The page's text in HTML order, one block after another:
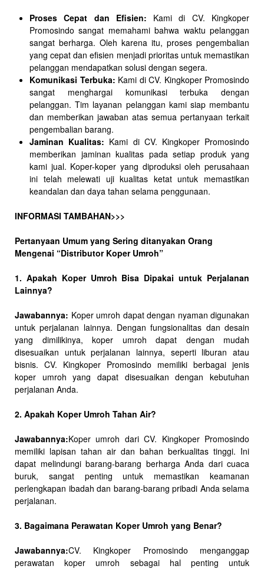
Proses Cepat dan Efisien: Kami di CV. Kingkoper
Promosindo sangat memahami bahwa waktu pelanggan
sangat berharga. Oleh karena itu, proses pengembalian
yang cepat dan efisien menjadi prioritas untuk memastikan
pelanggan mendapatkan solusi dengan segera.
Komunikasi Terbuka: Kami di CV. Kingkoper Promosindo
sangat menghargai komunikasi terbuka dengan
pelanggan. Tim layanan pelanggan kami siap membantu
dan memberikan jawaban atas semua pertanyaan terkait
pengembalian barang.
Jaminan Kualitas: Kami di CV. Kingkoper Promosindo
memberikan jaminan kualitas pada setiap produk yang
kami jual. Koper-koper yang diproduksi oleh perusahaan
ini telah melewati uji kualitas ketat untuk memastikan
keandalan dan daya tahan selama penggunaan.
INFORMASI TAMBAHAN>>>
Pertanyaan Umum yang Sering ditanyakan Orang
Mengenai “Distributor Koper Umroh”
1. Apakah Koper Umroh Bisa Dipakai untuk Perjalanan
Lainnya?
Jawabannya: Koper umroh dapat dengan nyaman digunakan
untuk perjalanan lainnya. Dengan fungsionalitas dan desain
yang dimilikinya, koper umroh dapat dengan mudah
disesuaikan untuk perjalanan lainnya, seperti liburan atau
bisnis. CV. Kingkoper Promosindo memiliki berbagai jenis
koper umroh yang dapat disesuaikan dengan kebutuhan
perjalanan Anda.
2. Apakah Koper Umroh Tahan Air?
Jawabannya:Koper umroh dari CV. Kingkoper Promosindo
memiliki lapisan tahan air dan bahan berkualitas tinggi. Ini
dapat melindungi barang-barang berharga Anda dari cuaca
buruk, sangat penting untuk memastikan keamanan
perlengkapan ibadah dan barang-barang pribadi Anda selama
perjalanan.
3. Bagaimana Perawatan Koper Umroh yang Benar?
Jawabannya:CV. Kingkoper Promosindo menganggap
perawatan koper umroh sebagai hal penting untuk